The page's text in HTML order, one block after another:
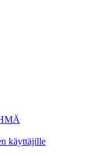
käyttäjille